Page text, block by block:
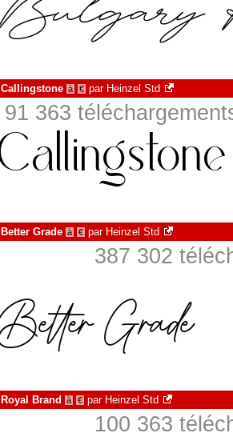
Callingstone à € par Heinzel Std
91 363
Better Grade à € par Heinzel Std
387 302
Royal Brand à € par Heinzel Std
100 363